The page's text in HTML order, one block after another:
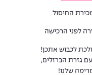
החיסול
לפני הרכישה
לכבוש אתכן!
גזרת הברזלים,
שלנו!